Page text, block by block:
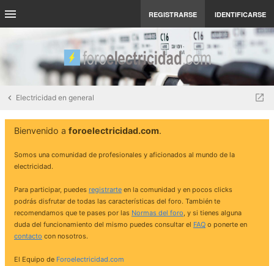
REGISTRARSE IDENTIFICARSE
Electricidad en general
Bienvenido a foroelectricidad.com.
Somos una comunidad de profesionales y aficionados al mundo de la
electricidad.
Para participar, puedes registrarte en la comunidad y en pocos clicks
podrás disfrutar de todas las características del foro. También te
recomendamos que te pases por las Normas del foro, y si tienes alguna
duda del funcionamiento del mismo puedes consultar el FAQ o ponerte en
contacto con nosotros.
El Equipo de Foroelectricidad.com